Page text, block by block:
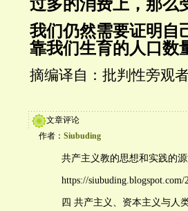
过多的消费上，那么
我们仍然需要证明自
靠我们生育的人口数
摘编译自：批判性旁观
文章评论
作者： Siubuding
共产主义教的思想和实践的
https://
四 共产主义、资本主义与人